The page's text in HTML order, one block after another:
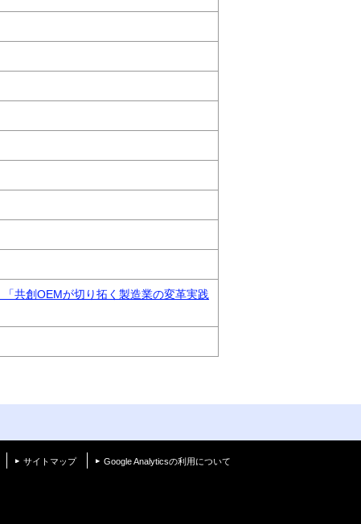
共創OEMが切り拓く製造業の変革実践
サイトマップ Google Analyticsの利用について